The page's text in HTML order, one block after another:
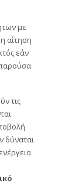
με
η αίτηση
εάν
τις
δύναται